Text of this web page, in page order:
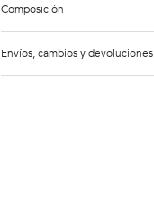
Composición
Envíos, cambios y devoluciones